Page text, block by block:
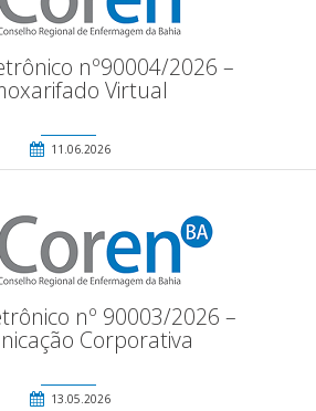
nº90004/2026 –
Virtual
11.06.2026
nº 90003/2026 –
Corporativa
13.05.2026